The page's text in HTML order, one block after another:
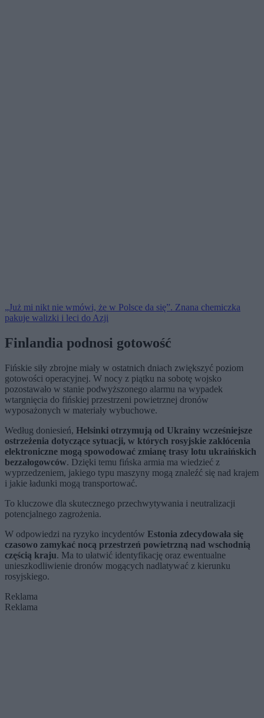
„Już mi nikt nie wmówi, że w Polsce da się”. Znana chemiczka
pakuje walizki i leci do Azji
Finlandia podnosi gotowość
Fińskie siły zbrojne miały w ostatnich dniach zwiększyć poziom
gotowości operacyjnej. W nocy z piątku na sobotę wojsko
pozostawało w stanie podwyższonego alarmu na wypadek
wtargnięcia do fińskiej przestrzeni powietrznej dronów
wyposażonych w materiały wybuchowe.
Według doniesień, Helsinki otrzymują od Ukrainy wcześniejsze
ostrzeżenia dotyczące sytuacji, w których rosyjskie zakłócenia
elektroniczne mogą spowodować zmianę trasy lotu ukraińskich
bezzałogowców. Dzięki temu fińska armia ma wiedzieć z
wyprzedzeniem, jakiego typu maszyny mogą znaleźć się nad krajem
i jakie ładunki mogą transportować.
To kluczowe dla skutecznego przechwytywania i neutralizacji
potencjalnego zagrożenia.
W odpowiedzi na ryzyko incydentów Estonia zdecydowała się
czasowo zamykać nocą przestrzeń powietrzną nad wschodnią
częścią kraju. Ma to ułatwić identyfikację oraz ewentualne
unieszkodliwienie dronów mogących nadlatywać z kierunku
rosyjskiego.
Reklama
Reklama